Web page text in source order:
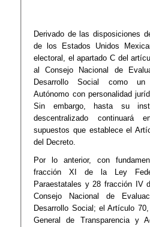
Derivado de las disposiciones
de los Estados Unidos
electoral, el apartado C del
al Consejo Nacional de
Desarrollo Social como un
Autónomo con personalidad
Sin embargo, hasta su
descentralizado continuará
supuestos que establece el
del Decreto.
​Por lo anterior, con
fracción XI de la Ley
Paraestatales y 28 fracción IV
Consejo Nacional de
Desarrollo Social; el Artículo
General de Transparencia y